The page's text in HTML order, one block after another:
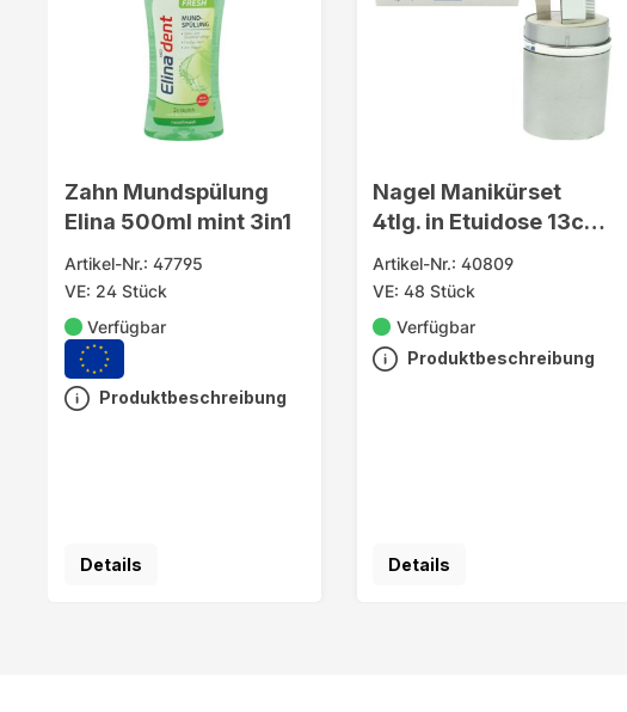
Zahn Mundspülung
Elina 500ml mint 3in1
Artikel-Nr.: 47795
VE: 24 Stück
Verfügbar
Produktbeschreibung
Details
Nagel Manikürset
4tlg. in Etuidose 13cm
i. Displ.
Artikel-Nr.: 40809
VE: 48 Stück
Verfügbar
Produktbeschreibung
Details